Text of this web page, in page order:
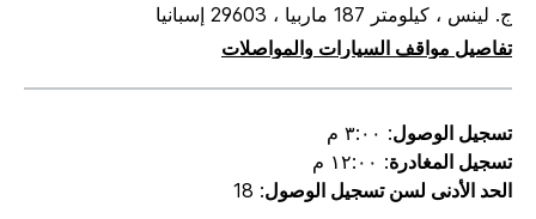
ج. لينس ، كيلومتر 187 ماربيا ، 29603 إسبانيا
تفاصيل مواقف السيارات والمواصلات
تسجيل الوصول: ٣:٠٠ م
تسجيل المغادرة: ١٢:٠٠ م
الحد الأدنى لسن تسجيل الوصول: 18